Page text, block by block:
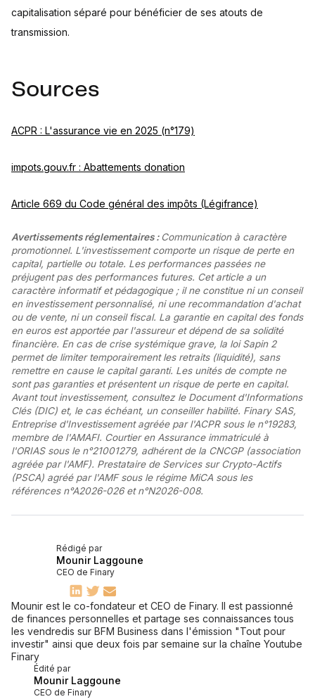
capitalisation séparé pour bénéficier de ses atouts de
transmission.
Sources
ACPR : L'assurance vie en 2025 (n°179)
impots.gouv.fr : Abattements donation
Article 669 du Code général des impôts (Légifrance)
Avertissements réglementaires : Communication à caractère
promotionnel. L'investissement comporte un risque de perte en
capital, partielle ou totale. Les performances passées ne
préjugent pas des performances futures. Cet article a un
caractère informatif et pédagogique ; il ne constitue ni un conseil
en investissement personnalisé, ni une recommandation d'achat
ou de vente, ni un conseil fiscal. La garantie en capital des fonds
en euros est apportée par l'assureur et dépend de sa solidité
financière. En cas de crise systémique grave, la loi Sapin 2
permet de limiter temporairement les retraits (liquidité), sans
remettre en cause le capital garanti. Les unités de compte ne
sont pas garanties et présentent un risque de perte en capital.
Avant tout investissement, consultez le Document d'Informations
Clés (DIC) et, le cas échéant, un conseiller habilité. Finary SAS,
Entreprise d'Investissement agréée par l'ACPR sous le n°19283,
membre de l'AMAFI. Courtier en Assurance immatriculé à
l'ORIAS sous le n°21001279, adhérent de la CNCGP (association
agréée par l'AMF). Prestataire de Services sur Crypto-Actifs
(PSCA) agréé par l'AMF sous le régime MiCA sous les
références n°A2026-026 et n°N2026-008.
Édité par
Mounir Laggoune
CEO de Finary
Rédigé par
Mounir Laggoune
CEO de Finary
Mounir est le co-fondateur et CEO de Finary. Il est passionné
de finances personnelles et partage ses connaissances tous
les vendredis sur BFM Business dans l'émission "Tout pour
investir" ainsi que deux fois par semaine sur la chaîne Youtube
Finary